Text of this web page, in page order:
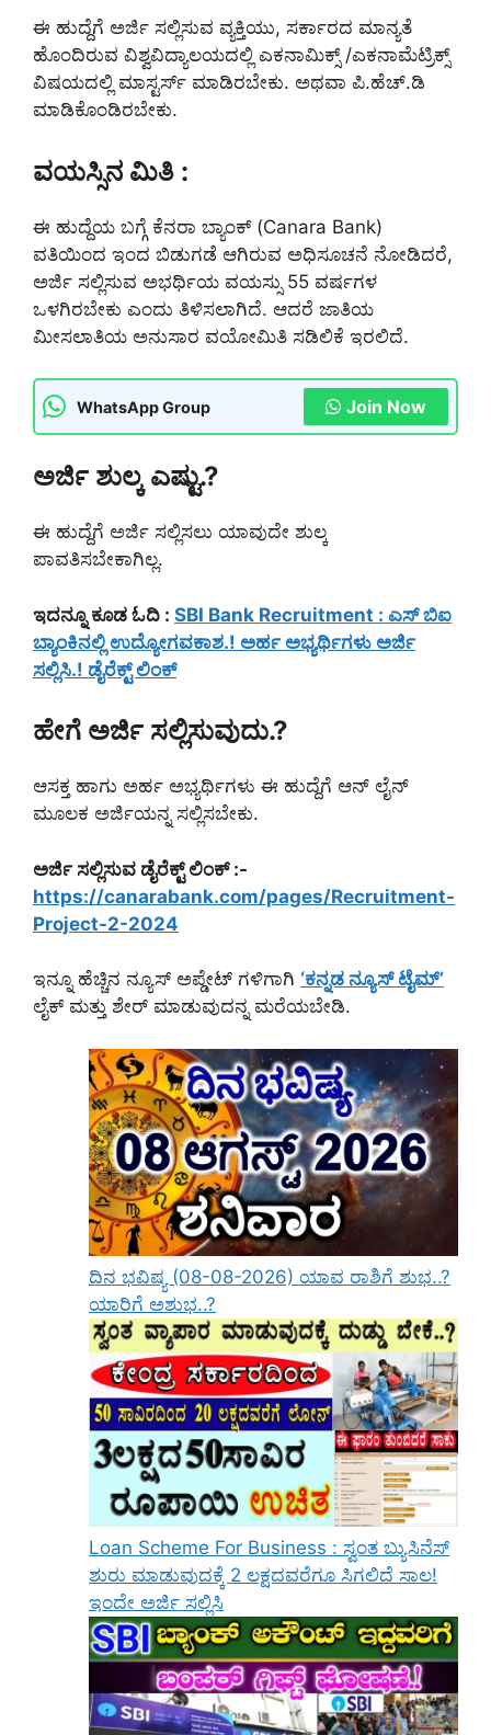
ಈ ಹುದ್ದೆಗೆ ಅರ್ಜಿ ಸಲ್ಲಿಸುವ ವ್ಯಕ್ತಿಯು, ಸರ್ಕಾರದ ಮಾನ್ಯತೆ
ಹೊಂದಿರುವ ವಿಶ್ವವಿದ್ಯಾಲಯದಲ್ಲಿ ಎಕನಾಮಿಕ್ಸ್ /ಎಕನಾಮೆಟ್ರಿಕ್ಸ್
ವಿಷಯದಲ್ಲಿ ಮಾಸ್ಟರ್ಸ್ ಮಾಡಿರಬೇಕು. ಅಥವಾ ಪಿ.ಹೆಚ್.ಡಿ
ಮಾಡಿಕೊಂಡಿರಬೇಕು.
ವಯಸ್ಸಿನ ಮಿತಿ :
ಈ ಹುದ್ದೆಯ ಬಗ್ಗೆ ಕೆನರಾ ಬ್ಯಾಂಕ್ (Canara Bank)
ವತಿಯಿಂದ ಇಂದ ಬಿಡುಗಡೆ ಆಗಿರುವ ಅಧಿಸೂಚನೆ ನೋಡಿದರೆ,
ಅರ್ಜಿ ಸಲ್ಲಿಸುವ ಅಭರ್ಥಿಯ ವಯಸ್ಸು 55 ವರ್ಷಗಳ
ಒಳಗಿರಬೇಕು ಎಂದು ತಿಳಿಸಲಾಗಿದೆ. ಆದರೆ ಜಾತಿಯ
ಮೀಸಲಾತಿಯ ಅನುಸಾರ ವಯೋಮಿತಿ ಸಡಿಲಿಕೆ ಇರಲಿದೆ.
WhatsApp Group Join Now
ಅರ್ಜಿ ಶುಲ್ಕ ಎಷ್ಟು.?
ಈ ಹುದ್ದೆಗೆ ಅರ್ಜಿ ಸಲ್ಲಿಸಲು ಯಾವುದೇ ಶುಲ್ಕ
ಪಾವತಿಸಬೇಕಾಗಿಲ್ಲ.
ಇದನ್ನೂ ಕೂಡ ಓದಿ : SBI Bank Recruitment : ಎಸ್ ಬಿಐ
ಬ್ಯಾಂಕಿನಲ್ಲಿ ಉದ್ಯೋಗವಕಾಶ.! ಅರ್ಹ ಅಭ್ಯರ್ಥಿಗಳು ಅರ್ಜಿ
ಸಲ್ಲಿಸಿ.! ಡೈರೆಕ್ಟ್ ಲಿಂಕ್
ಹೇಗೆ ಅರ್ಜಿ ಸಲ್ಲಿಸುವುದು.?
ಆಸಕ್ತ ಹಾಗು ಅರ್ಹ ಅಭ್ಯರ್ಥಿಗಳು ಈ ಹುದ್ದೆಗೆ ಆನ್ ಲೈನ್
ಮೂಲಕ ಅರ್ಜಿಯನ್ನ ಸಲ್ಲಿಸಬೇಕು.
ಅರ್ಜಿ ಸಲ್ಲಿಸುವ ಡೈರೆಕ್ಟ್ ಲಿಂಕ್ :-
https://canarabank.com/pages/Recruitment-
Project-2-2024
ಇನ್ನೂ ಹೆಚ್ಚಿನ ನ್ಯೂಸ್ ಅಪ್ಡೇಟ್ ಗಳಿಗಾಗಿ ‘ಕನ್ನಡ ನ್ಯೂಸ್ ಟೈಮ್’
ಲೈಕ್ ಮತ್ತು ಶೇರ್ ಮಾಡುವುದನ್ನ ಮರೆಯಬೇಡಿ.
ದಿನ ಭವಿಷ್ಯ (08-08-2026) ಯಾವ ರಾಶಿಗೆ ಶುಭ..?
ಯಾರಿಗೆ ಅಶುಭ..?
Loan Scheme For Business : ಸ್ವಂತ ಬ್ಯುಸಿನೆಸ್
ಶುರು ಮಾಡುವುದಕ್ಕೆ 2 ಲಕ್ಷದವರೆಗೂ ಸಿಗಲಿದೆ ಸಾಲ!
ಇಂದೇ ಅರ್ಜಿ ಸಲ್ಲಿಸಿ